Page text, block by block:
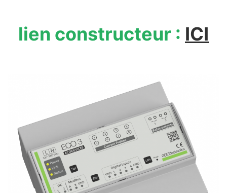
lien constructeur : ICI